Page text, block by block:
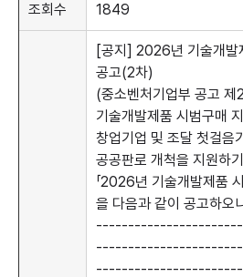
조회수 1849
[공지] 2026년 기술개발
공고(2차)
(중소벤처기업부 공고
기술개발제품 시범구매
창업기업 및 조달 첫걸음
공공판로 개척을 지원하
「2026년 기술개발제품
을 다음과 같이 공고하오